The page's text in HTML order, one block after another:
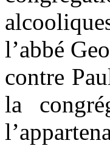
l’abbé
contre
la